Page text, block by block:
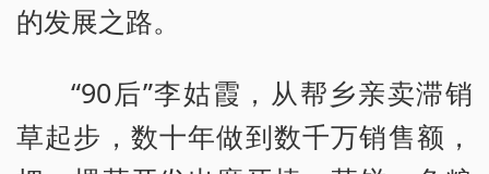
的发展之路。
“90后”李姑霞，从帮乡亲卖滞销
草起步，数十年做到数千万销售额，